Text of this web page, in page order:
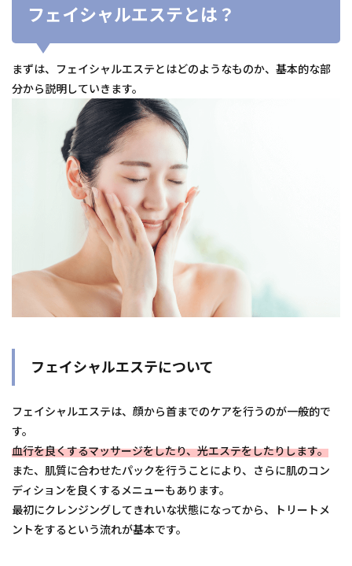
フェイシャルエステとは？
まずは、フェイシャルエステとはどのようなものか、基本的な部
分から説明していきます。
フェイシャルエステについて
フェイシャルエステは、顔から首までのケアを行うのが一般的で
す。
血行を良くするマッサージをしたり、光エステをしたりします。
また、肌質に合わせたパックを行うことにより、さらに肌のコン
ディションを良くするメニューもあります。
最初にクレンジングしてきれいな状態になってから、トリートメ
ントをするという流れが基本です。